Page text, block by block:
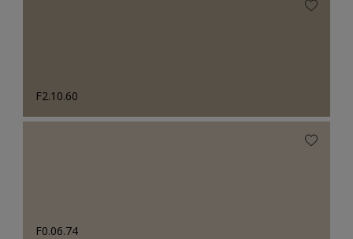
F2.10.60
F0.06.74